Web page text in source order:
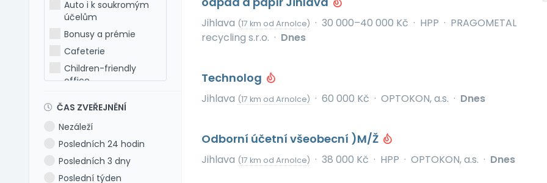
Japonština
Latina
Litevština
Lotyšština
Maďarština
Makedonština
Polština
Portugalština
Rumunština
Auto i k soukromým
účelům
Bonusy a prémie
Cafeterie
Children-friendly
office
Dovolená 6 týdnů
Dovolená navíc
Firemní akce
ČAS ZVEŘEJNĚNÍ
Nezáleží
Posledních 24 hodin
Posledních 3 dny
Poslední týden
Jihlava (17 km od Arnolce) · 30 000–40 000 Kč · HPP · PRAGOMETAL
recycling s.r.o. · Dnes
Technolog
Jihlava (17 km od Arnolce) · 60 000 Kč · OPTOKON, a.s. · Dnes
Odborní účetní všeobecní )M/Ž
Jihlava (17 km od Arnolce) · 38 000 Kč · HPP · OPTOKON, a.s. · Dnes